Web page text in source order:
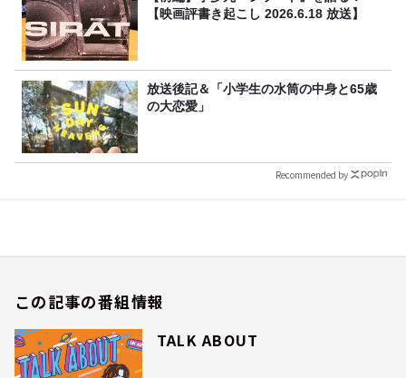
【映画評書き起こし 2026.6.18 放送】
放送後記＆「小学生の水筒の中身と65歳
の大恋愛」
Recommended by
この記事の番組情報
TALK ABOUT